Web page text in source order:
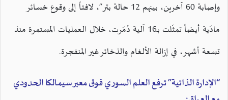
وإصابة 60 آخرين، بينهم 12 حالة بتر”، لافتاً إلى وقوع خسائر
مادّية أيضاً تمثّلت بـ16 آلية دُمّرت، خلال العمليات المستمرة منذ
تسعة أشهر، في إزالة الألغام والذخائر غير المنفجرة.
“الإدارة الذاتية” ترفع العلم السوري فوق معبر سيمالكا الحدودي